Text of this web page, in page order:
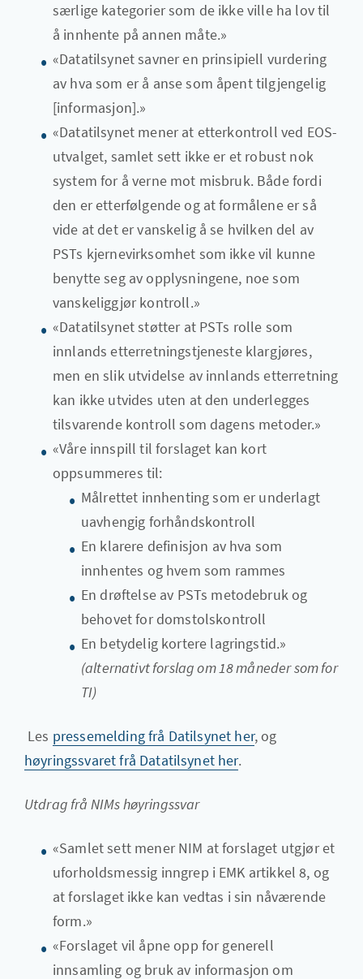
særlige kategorier som de ikke ville ha lov til
å innhente på annen måte.»
«Datatilsynet savner en prinsipiell vurdering
av hva som er å anse som åpent tilgjengelig
[informasjon].»
«Datatilsynet mener at etterkontroll ved EOS-
utvalget, samlet sett ikke er et robust nok
system for å verne mot misbruk. Både fordi
den er etterfølgende og at formålene er så
vide at det er vanskelig å se hvilken del av
PSTs kjernevirksomhet som ikke vil kunne
benytte seg av opplysningene, noe som
vanskeliggjør kontroll.»
«Datatilsynet støtter at PSTs rolle som
innlands etterretningstjeneste klargjøres,
men en slik utvidelse av innlands etterretning
kan ikke utvides uten at den underlegges
tilsvarende kontroll som dagens metoder.»
«Våre innspill til forslaget kan kort
oppsummeres til:
Målrettet innhenting som er underlagt
uavhengig forhåndskontroll
En klarere definisjon av hva som
innhentes og hvem som rammes
En drøftelse av PSTs metodebruk og
behovet for domstolskontroll
En betydelig kortere lagringstid.»
(alternativt forslag om 18 måneder som for
TI)
Les pressemelding frå Datilsynet her, og
høyringssvaret frå Datatilsynet her.
Utdrag frå NIMs høyringssvar
«Samlet sett mener NIM at forslaget utgjør et
uforholdsmessig inngrep i EMK artikkel 8, og
at forslaget ikke kan vedtas i sin nåværende
form.»
«Forslaget vil åpne opp for generell
innsamling og bruk av informasjon om